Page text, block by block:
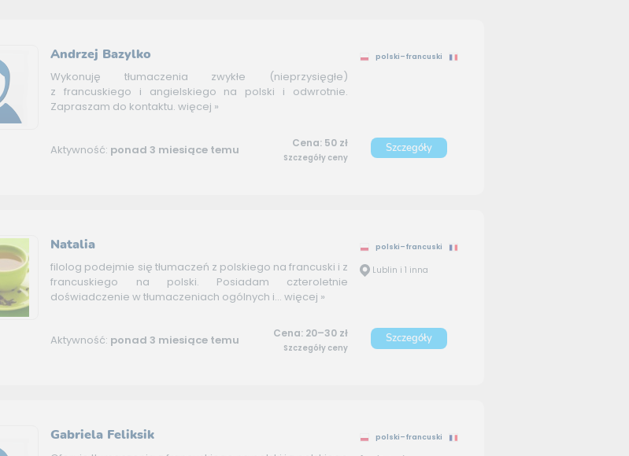
Andrzej Bazylko
Wykonuję tłumaczenia zwykłe (nieprzysięgłe)
z francuskiego i angielskiego na polski i odwrotnie.
Zapraszam do kontaktu. więcej »
polski–francuski
Aktywność: ponad 3 miesiące temu Cena: 50 zł
Szczegóły ceny
Szczegóły
Natalia
filolog podejmie się tłumaczeń z polskiego na francuski i z
francuskiego na polski. Posiadam czteroletnie
doświadczenie w tłumaczeniach ogólnych i... więcej »
polski–francuski
Lublin i 1 inna
Aktywność: ponad 3 miesiące temu Cena: 20–30 zł
Szczegóły ceny
Szczegóły
Gabriela Feliksik polski–francuski